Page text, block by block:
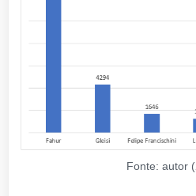
Fonte: autor